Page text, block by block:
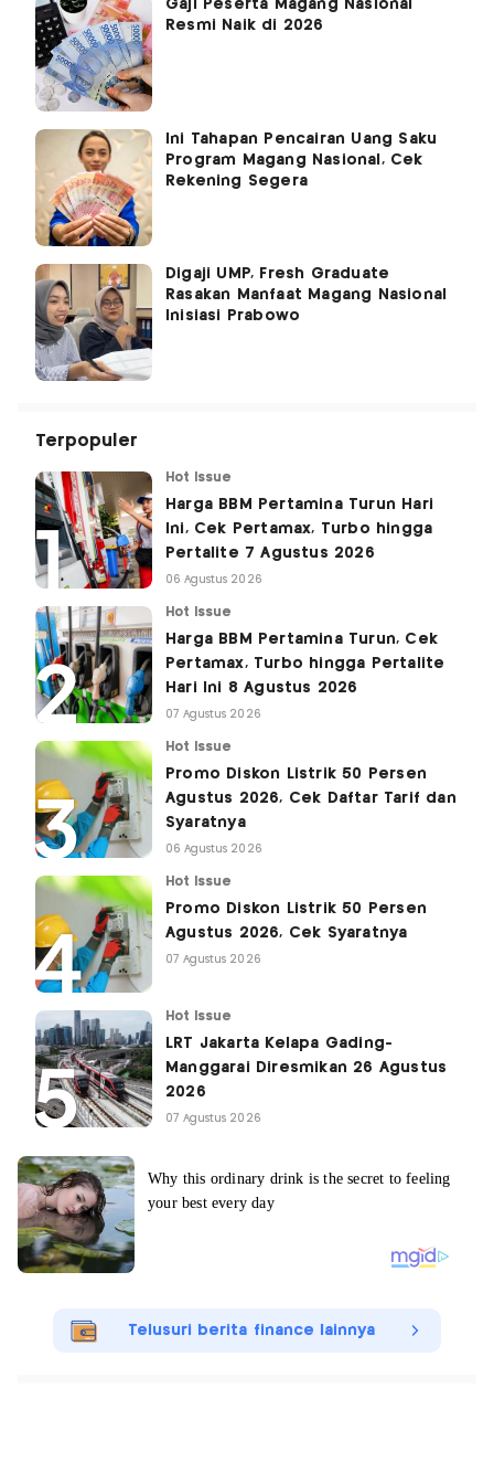
Gaji Peserta Magang Nasional
Resmi Naik di 2026
Ini Tahapan Pencairan Uang Saku
Program Magang Nasional, Cek
Rekening Segera
Digaji UMP, Fresh Graduate
Rasakan Manfaat Magang Nasional
Inisiasi Prabowo
Terpopuler
Hot Issue
Harga BBM Pertamina Turun Hari
Ini, Cek Pertamax, Turbo hingga
Pertalite 7 Agustus 2026
06 Agustus 2026
Hot Issue
Harga BBM Pertamina Turun, Cek
Pertamax, Turbo hingga Pertalite
Hari Ini 8 Agustus 2026
07 Agustus 2026
Hot Issue
Promo Diskon Listrik 50 Persen
Agustus 2026, Cek Daftar Tarif dan
Syaratnya
06 Agustus 2026
Hot Issue
Promo Diskon Listrik 50 Persen
Agustus 2026, Cek Syaratnya
07 Agustus 2026
Hot Issue
LRT Jakarta Kelapa Gading-
Manggarai Diresmikan 26 Agustus
2026
07 Agustus 2026
Telusuri berita finance lainnya